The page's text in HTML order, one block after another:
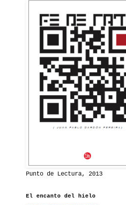
Punto de Lectura, 2013
El encanto del hielo